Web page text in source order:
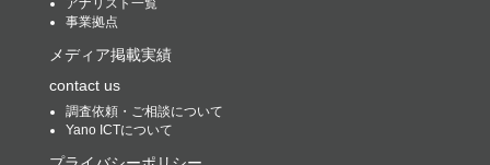
アナリスト一覧
事業拠点
メディア掲載実績
contact us
調査依頼・ご相談について
Yano ICTについて